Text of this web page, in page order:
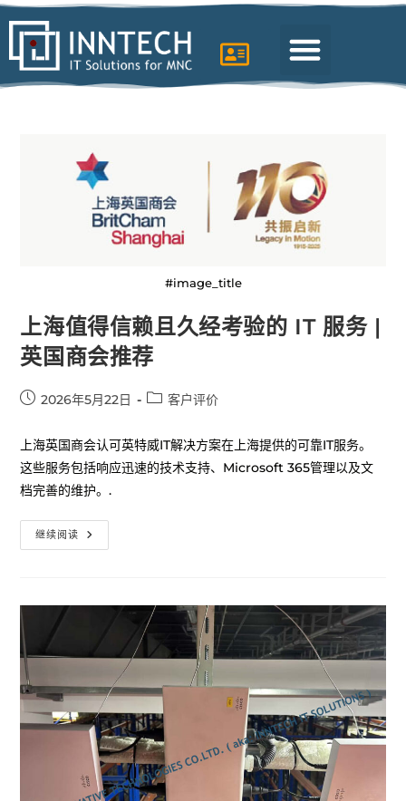
#image_title
上海值得信赖且久经考验的 IT 服务 |
英国商会推荐
2026年5月22日 客户评价
上海英国商会认可英特威IT解决方案在上海提供的可靠IT服务。
这些服务包括响应迅速的技术支持、Microsoft 365管理以及文
档完善的维护。.
继续阅读